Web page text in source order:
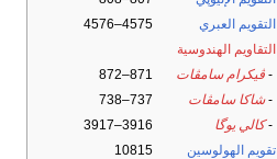
التقويم العبري
4575–4576
التقاويم الهندوسية
- ڤيكرام سامڤات
871–872
-شاكا سامڤات
737–738
-كالي يوگا
3916–3917
تقويم الهولوسين
10815